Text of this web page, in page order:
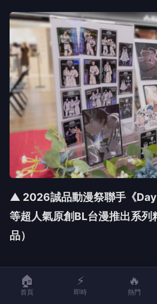
▲ 2026誠品動漫祭聯手《
等超人氣原創BL台漫推出系列
品）
活動期間於實體書店購書還可
🏠
首頁
⚡
即時
🔥
熱門